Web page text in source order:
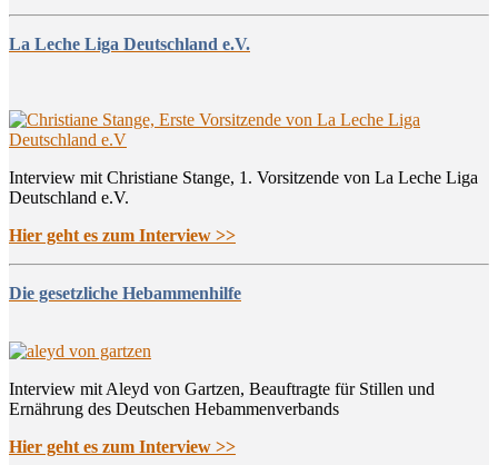
La Leche Liga Deutschland e.V.
Interview mit Christiane Stange, 1. Vorsitzende von La Leche Liga
Deutschland e.V.
Hier geht es zum Interview >>
Die gesetzliche Hebammenhilfe
Interview mit Aleyd von Gartzen, Beauftragte für Stillen und
Ernährung des Deutschen Hebammenverbands
Hier geht es zum Interview >>